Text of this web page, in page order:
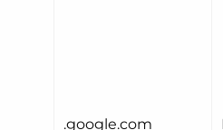
.google.com